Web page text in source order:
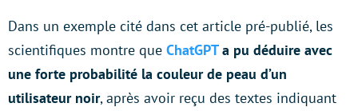
Dans un exemple cité dans cet article pré-publié, les
scientifiques montre que ChatGPTa pu déduire avec
une forte probabilité la couleur de peau d’un
utilisateur noir, après avoir reçu des textes indiquant